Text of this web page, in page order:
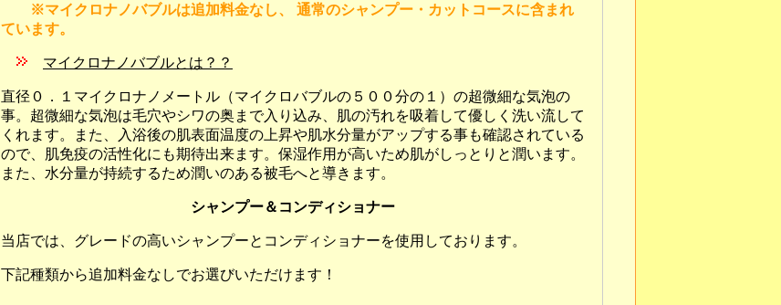
※マイクロナノバブルは追加料金なし、 通常のシャンプー・カットコースに含まれ
ています。
マイクロナノバブルとは？？
直径０．１マイクロナノメートル（マイクロバブルの５００分の１）の超微細な気泡の
事。超微細な気泡は毛穴やシワの奥まで入り込み、肌の汚れを吸着して優しく洗い流して
くれます。また、入浴後の肌表面温度の上昇や肌水分量がアップする事も確認されている
ので、肌免疫の活性化にも期待出来ます。保湿作用が高いため肌がしっとりと潤います。
また、水分量が持続するため潤いのある被毛へと導きます。
シャンプー＆コンディショナー
当店では、グレードの高いシャンプーとコンディショナーを使用しております。
下記種類から追加料金なしでお選びいただけます！